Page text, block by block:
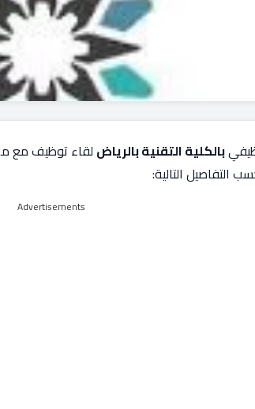
بالكلية التقنية بالرياض لقاء توظيف مع
التفاصيل التالية:
Advertisements